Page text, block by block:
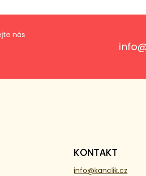
nás
KONTAKT
info@kanclik.cz